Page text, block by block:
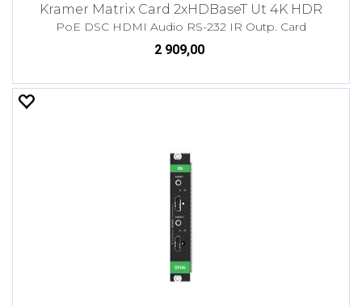
Kramer Matrix Card 2xHDBaseT Ut 4K HDR
PoE DSC HDMI Audio RS-232 IR Outp. Card
2 909,00